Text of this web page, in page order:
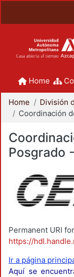
Home
Home
Posgrado
Permanent URI
https://
Ir a página
Aquí se